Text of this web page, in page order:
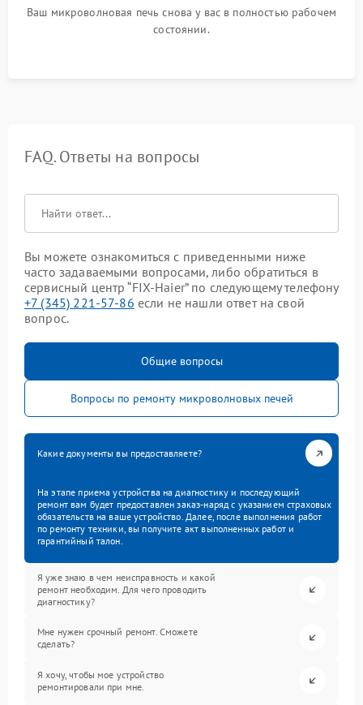
Ваш микроволновая печь снова у вас в полностью рабочем
состоянии.
FAQ. Ответы на вопросы
Вы можете ознакомиться с приведенными ниже
часто задаваемыми вопросами, либо обратиться в
сервисный центр “FIX-Haier” по следующему телефону
+7 (345) 221-57-86 если не нашли ответ на свой
вопрос.
Общие вопросы
Вопросы по ремонту микроволновых печей
Какие документы вы предоставляете?
На этапе приема устройства на диагностику и последующий
ремонт вам будет предоставлен заказ-наряд с указанием страховых
обязательств на ваше устройство. Далее, после выполнения работ
по ремонту техники, вы получите акт выполненных работ и
гарантийный талон.
Я уже знаю в чем неисправность и какой
ремонт необходим. Для чего проводить
диагностику?
Мне нужен срочный ремонт. Сможете
сделать?
Я хочу, чтобы мое устройство
ремонтировали при мне.